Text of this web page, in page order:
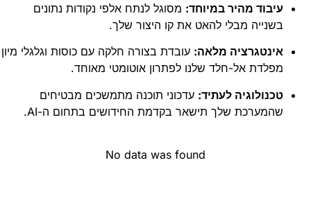
עיבוד מהיר במיוחד: מסוגל לנתח אלפי נקודות נתונים
בשנייה מבלי להאט את קו היצור שלך.
אינטגרציה מלאה: עובדת בצורה חלקה עם כוסות וגלגלי מיון
מפלדת אל-חלד שלנו לפתרון אוטומטי מאוחד.
טכנולוגיה לעתיד: עדכוני תוכנה מתמשכים מבטיחים
שהמערכת שלך תישאר בקדמת החידושים בתחום ה-AI.
No data was found